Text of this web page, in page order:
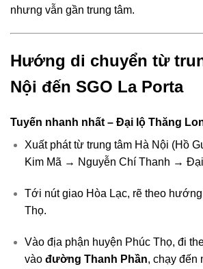
nhưng vẫn gần trung tâm.
Hướng di chuyển từ
Nội đến SGO La Porta
Tuyến nhanh nhất – Đại lộ Thăng
Xuất phát từ trung tâm Hà Nội (Hồ
Kim Mã → Nguyễn Chí Thanh →
Tới nút giao Hòa Lạc, rẽ theo
Thọ.
Vào địa phận huyện Phúc Thọ, đi
vào đường Thanh Phần, chạy đến